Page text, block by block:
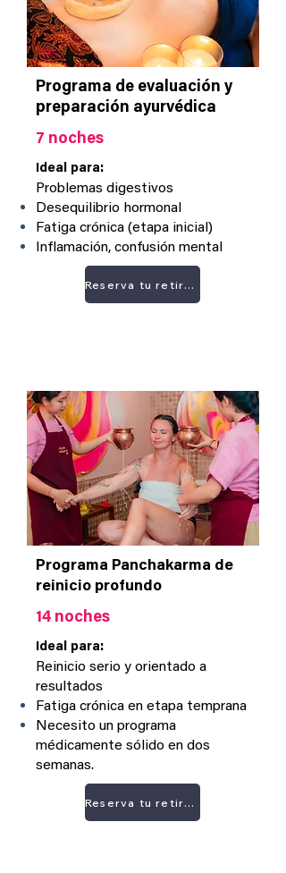
Programa de evaluación y
preparación ayurvédica
7 noches
Ideal para:
Problemas digestivos
Desequilibrio hormonal
Fatiga crónica (etapa inicial)
Inflamación, confusión mental
Reserva tu retiro ahora
Programa Panchakarma de
reinicio profundo
14 noches
Ideal para:
Reinicio serio y orientado a
resultados
Fatiga crónica en etapa temprana
Necesito un programa
médicamente sólido en dos
semanas.
Reserva tu retiro ahora